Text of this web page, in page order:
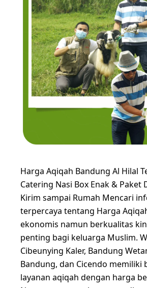
Harga Aqiqah Bandung Al Hilal
Catering Nasi Box Enak & Paket
Kirim sampai Rumah Mencari
terpercaya tentang Harga
ekonomis namun berkualitas
penting bagi keluarga Muslim.
Cibeunying Kaler, Bandung
Bandung, dan Cicendo memiliki
layanan aqiqah dengan harga